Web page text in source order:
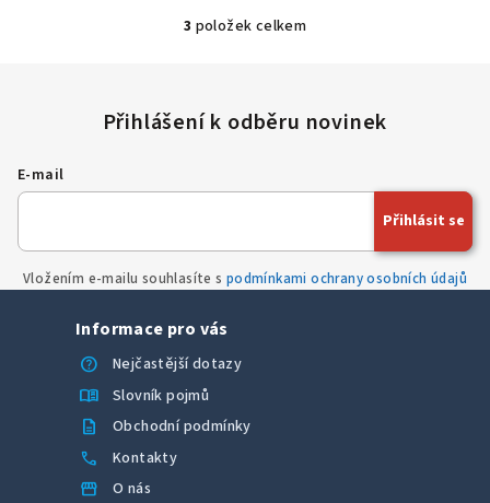
O
á
d
c
v
i
3 položek celkem
E-mail
Vložením e-mailu souhlasíte s podmínkami ochrany osobních údajů
Přihlásit se
Informace pro vás
help
Nejčastější dotazy
menu_book Slovník pojmů
description Obchodní podmínky
call Kontakty
storefront O nás